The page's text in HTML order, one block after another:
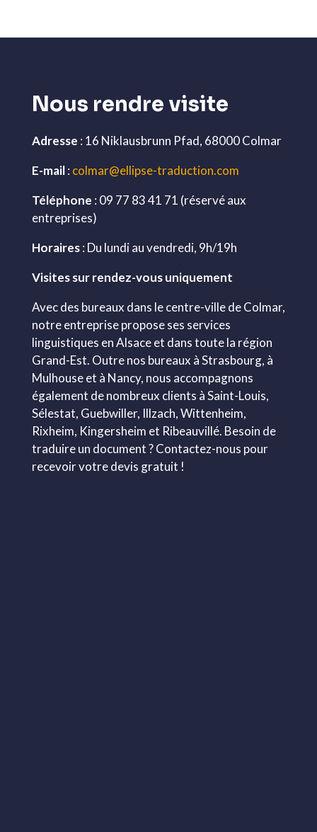
Nous rendre visite
Adresse : 16 Niklausbrunn Pfad, 68000 Colmar
E-mail: colmar@ellipse-traduction.com
Téléphone : 09 77 83 41 71 (réservé aux
entreprises)
Horaires: Du lundi au vendredi, 9h/19h
Visites sur rendez-vous uniquement
Avec des bureaux dans le centre-ville de Colmar,
notre entreprise propose ses services
linguistiques en Alsace et dans toute la région
Grand-Est. Outre nos bureaux à Strasbourg, à
Mulhouse et à Nancy, nous accompagnons
également de nombreux clients à Saint-Louis,
Sélestat, Guebwiller, Illzach, Wittenheim,
Rixheim, Kingersheim et Ribeauvillé. Besoin de
traduire un document ? Contactez-nous pour
recevoir votre devis gratuit !